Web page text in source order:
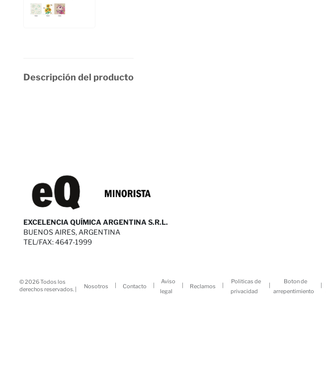
Descripción del producto
EXCELENCIA QUÍMICA ARGENTINA S.R.L.
BUENOS AIRES, ARGENTINA
TEL/FAX: 4647-1999
© 2026 Todos los
derechos reservados. |
Nosotros Contacto
Aviso
legal
Reclamos
Politicas de
privacidad
Boton de
arrepentimiento